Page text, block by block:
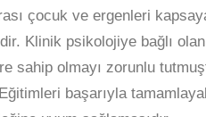
çocuk ve ergenleri
Klinik psikolojiye bağlı
sahip olmayı zorunlu
başarıyla